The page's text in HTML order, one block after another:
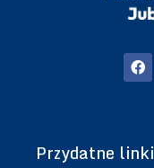
Przydatne linki